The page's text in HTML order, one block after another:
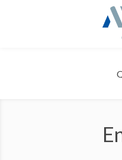
Panneau de gestion des